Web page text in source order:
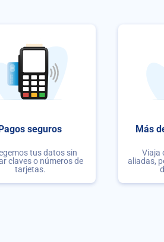
seguros
tus datos sin
claves o números de
tarjetas.
Más
Viaja
aliadas,